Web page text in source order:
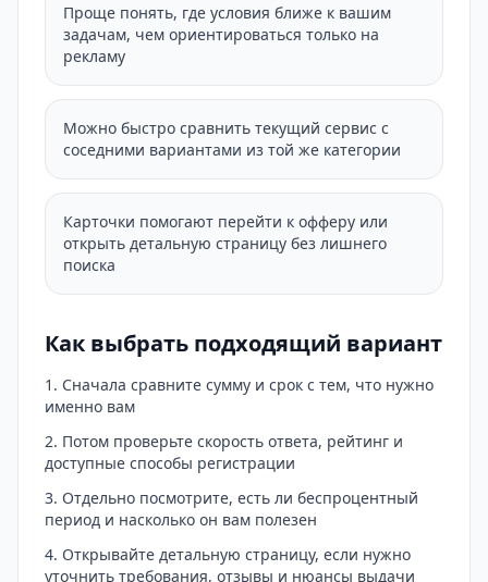
Проще понять, где условия ближе к вашим
задачам, чем ориентироваться только на
рекламу
Можно быстро сравнить текущий сервис с
соседними вариантами из той же категории
Карточки помогают перейти к офферу или
открыть детальную страницу без лишнего
поиска
Как выбрать подходящий вариант
Сначала сравните сумму и срок с тем, что нужно
именно вам
Потом проверьте скорость ответа, рейтинг и
доступные способы регистрации
Отдельно посмотрите, есть ли беспроцентный
период и насколько он вам полезен
Открывайте детальную страницу, если нужно
уточнить требования, отзывы и нюансы выдачи